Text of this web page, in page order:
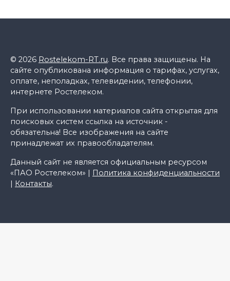
© 2026 Rostelekom-RT.ru. Все права защищены. На
сайте опубликована информация о тарифах, услугах,
оплате, неполадках, телевидении, телефонии,
интернете Ростелеком.
При использовании материалов сайта открытая для
поисковых систем ссылка на источник -
обязательна! Все изображения на сайте
принадлежат их правообладателям.
Данный сайт не является официальным ресурсом
«ПАО Ростелеком» | Политика конфиденциальности
| Контакты.